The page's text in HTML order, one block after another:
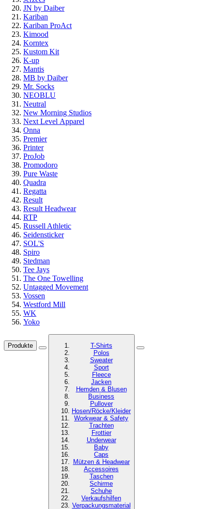
JN by Daiber
Kariban
Kariban ProAct
Kimood
Korntex
Kustom Kit
K-up
Mantis
MB by Daiber
Mr. Socks
NEOBLU
Neutral
New Morning Studios
Next Level Apparel
Onna
Premier
Printer
ProJob
Promodoro
Pure Waste
Quadra
Regatta
Result
Result Headwear
RTP
Russell Athletic
Seidensticker
SOL'S
Spiro
Stedman
Tee Jays
The One Towelling
Untagged Movement
Vossen
Westford Mill
WK
Yoko
Produkte
T-Shirts
Polos
Sweater
Sport
Fleece
Jacken
Hemden & Blusen
Business
Pullover
Hosen/Röcke/Kleider
Workwear & Safety
Trachten
Frottier
Underwear
Baby
Caps
Mützen & Headwear
Accessoires
Taschen
Schirme
Schuhe
Verkaufshilfen
Verpackungsmaterial